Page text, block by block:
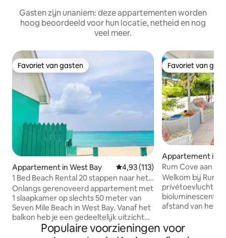
Gasten zijn unaniem: deze appartementen worden
hoog beoordeeld voor hun locatie, netheid en nog
veel meer.
Favoriet van gasten
Favoriet van gasten
Appartement in West Bay Gemiddelde beoordeling van
4,93 (113)
1 Bed Beach Rental 20 stappen naar het
strand!
Onlangs gerenoveerd appartement met
1 slaapkamer op slechts 50 meter van
Seven Mile Beach in West Bay. Vanaf het
balkon heb je een gedeeltelijk uitzicht
op het strand. Dit appartement heeft
Favoriet van
Favoriet van
Appartement in
Rum Cove aan
met uitzicht op
Welkom bij Rum
bioluminescente
afstand van het
met één
een charmante
Populaire voorzieningen voor